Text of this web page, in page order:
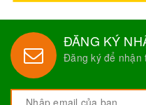
ĐĂNG KÝ
Đăng ký để nhận